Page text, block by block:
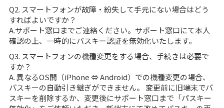
Q2. スマートフォンが故障・紛失して手元にない場合はどう
すればよいですか？
A.サポート窓口までご連絡ください。サポート窓口にて本人
確認の上、一時的にパスキー認証を無効化いたします。
Q3. スマートフォンの機種変更をする場合、手続きは必要で
すか？
A. 異なるOS間（iPhone ⇔ Android）での機種変更の場合、
パスキーの自動引き継ぎができません。 変更前に旧端末でパ
スキーを削除するか、変更後にサポート窓口まで「パスキー